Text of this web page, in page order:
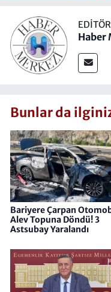
Haber
Bunlar da
Bariyere Çarpan
Alev Topuna Döndü! 3
Astsubay Yaralandı